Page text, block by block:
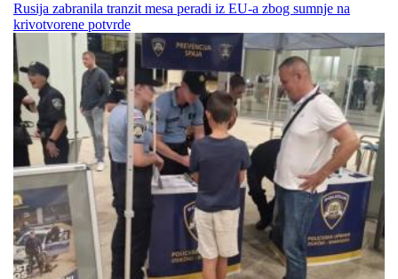
Rusija zabranila tranzit mesa peradi iz EU-a zbog sumnje na
krivotvorene potvrde